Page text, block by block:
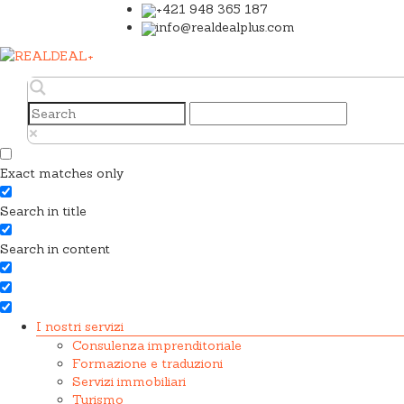
+421 948 365 187
info@realdealplus.com
Exact matches only
Search in title
Search in content
I nostri servizi
Consulenza imprenditoriale
Formazione e traduzioni
Servizi immobiliari
Turismo